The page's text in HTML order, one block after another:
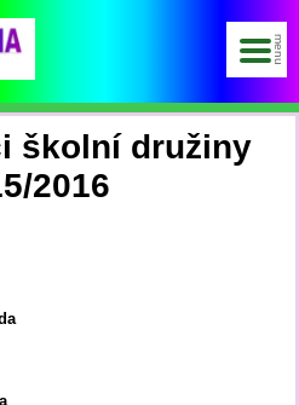
školní družiny
2016